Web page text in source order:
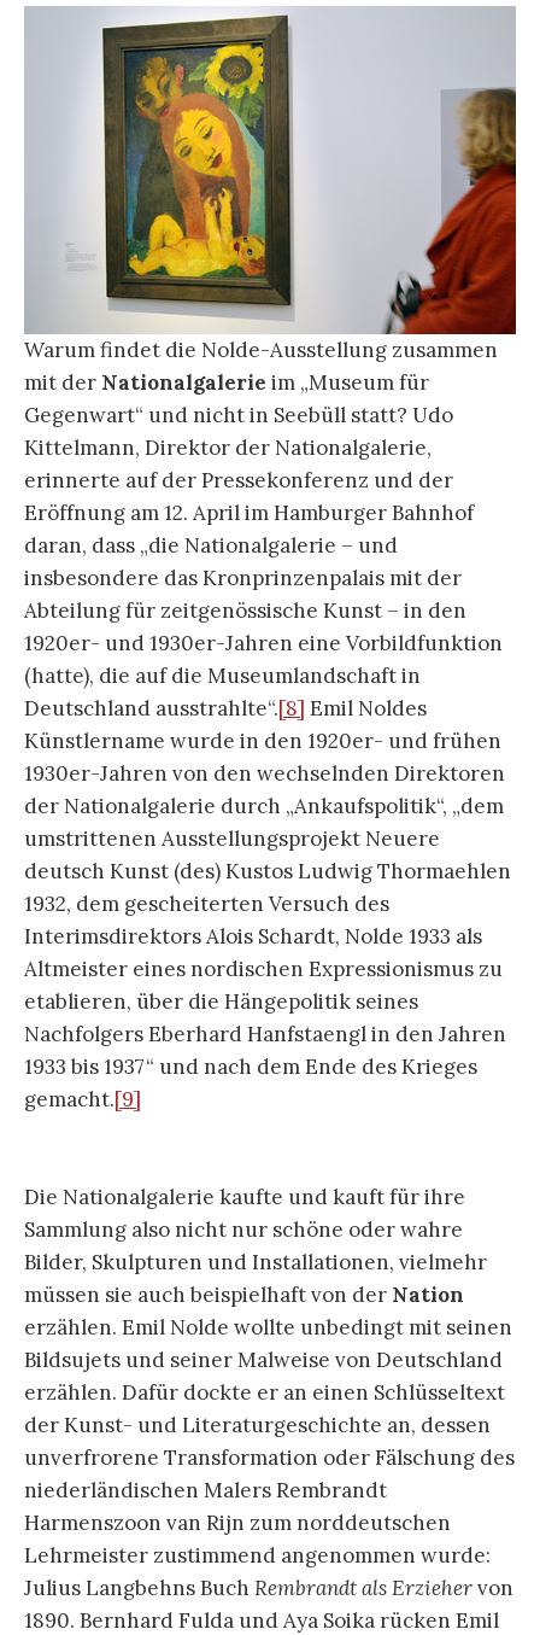
Warum findet die Nolde-Ausstellung zusammen
mit der Nationalgalerie im „Museum für
Gegenwart“ und nicht in Seebüll statt? Udo
Kittelmann, Direktor der Nationalgalerie,
erinnerte auf der Pressekonferenz und der
Eröffnung am 12. April im Hamburger Bahnhof
daran, dass „die Nationalgalerie – und
insbesondere das Kronprinzenpalais mit der
Abteilung für zeitgenössische Kunst – in den
1920er- und 1930er-Jahren eine Vorbildfunktion
(hatte), die auf die Museumlandschaft in
Deutschland ausstrahlte“.[8] Emil Noldes
Künstlername wurde in den 1920er- und frühen
1930er-Jahren von den wechselnden Direktoren
der Nationalgalerie durch „Ankaufspolitik“, „dem
umstrittenen Ausstellungsprojekt Neuere
deutsch Kunst (des) Kustos Ludwig Thormaehlen
1932, dem gescheiterten Versuch des
Interimsdirektors Alois Schardt, Nolde 1933 als
Altmeister eines nordischen Expressionismus zu
etablieren, über die Hängepolitik seines
Nachfolgers Eberhard Hanfstaengl in den Jahren
1933 bis 1937“ und nach dem Ende des Krieges
gemacht.[9]
Die Nationalgalerie kaufte und kauft für ihre
Sammlung also nicht nur schöne oder wahre
Bilder, Skulpturen und Installationen, vielmehr
müssen sie auch beispielhaft von der Nation
erzählen. Emil Nolde wollte unbedingt mit seinen
Bildsujets und seiner Malweise von Deutschland
erzählen. Dafür dockte er an einen Schlüsseltext
der Kunst- und Literaturgeschichte an, dessen
unverfrorene Transformation oder Fälschung des
niederländischen Malers Rembrandt
Harmenszoon van Rijn zum norddeutschen
Lehrmeister zustimmend angenommen wurde:
Julius Langbehns Buch Rembrandt als Erziehervon
1890. Bernhard Fulda und Aya Soika rücken Emil